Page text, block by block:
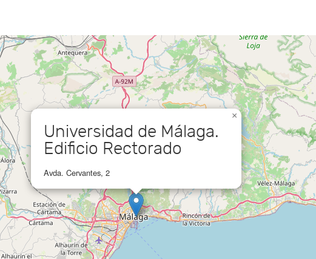
Universidad de Málaga.
Edificio Rectorado
Avda. Cervantes, 2
×